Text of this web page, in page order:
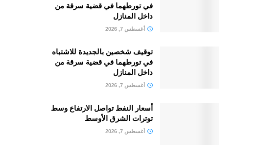
في تورطهما في قضية سرقة من
داخل المنازل
أغسطس 7, 2026
توقيف شخصين بالجديدة للاشتباه
في تورطهما في قضية سرقة من
داخل المنازل
أغسطس 7, 2026
أسعار النفط تواصل الارتفاع وسط
توترات الشرق الأوسط
أغسطس 7, 2026